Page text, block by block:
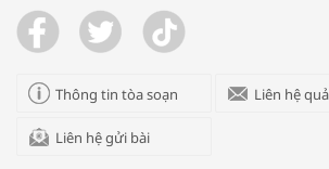
Trao yêu thương cho
Thông tin tòa soạn Liên hệ
Liên hệ gửi bài